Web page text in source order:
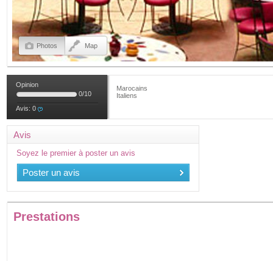
Photos Map
Opinion
0/10
Avis: 0
Marocains
Italiens
Avis
Soyez le premier à poster un avis
Poster un avis
Prestations